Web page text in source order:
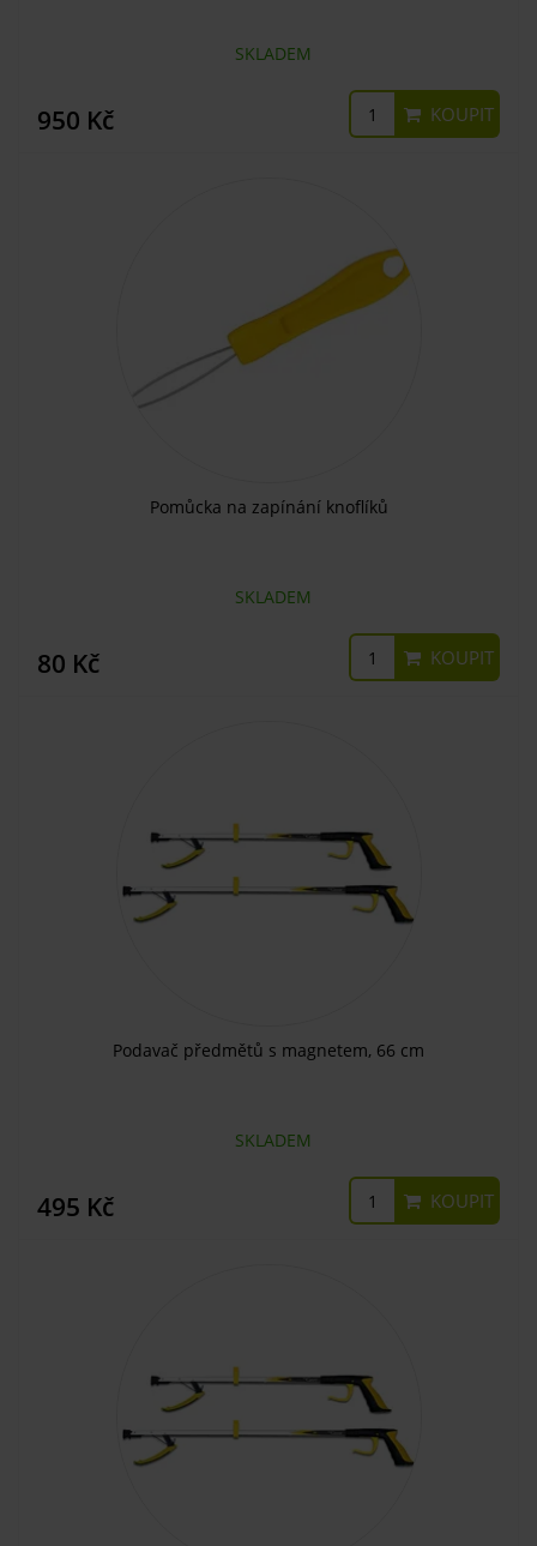
SKLADEM
950 Kč KOUPIT
Pomůcka na zapínání knoflíků
SKLADEM
80 Kč KOUPIT
Podavač předmětů s magnetem, 66 cm
SKLADEM
495 Kč KOUPIT